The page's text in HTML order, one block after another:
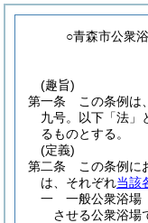
○青森市公衆
(趣旨)
第一条
この条例は
九号。以下「法」
るものとする。
(定義)
第二条
この条例に
は、それぞれ当該
一
一般公衆浴場
させる公衆浴場